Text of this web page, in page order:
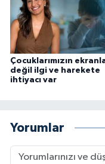
Çocuklarımızın
değil ilgi ve harekete
ihtiyacı var
Yorumlar